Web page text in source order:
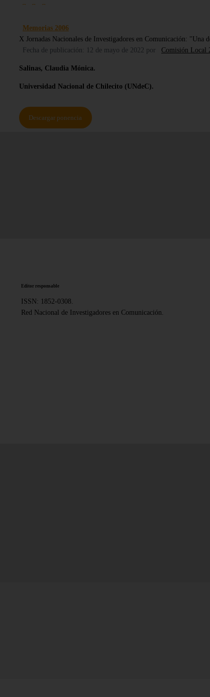
Memorias 2006
X Jornadas Nacionales de Investigadores en Comunicación: "Una
Fecha de publicación: 12 de mayo de 2022 por Comisión Local
Salinas, Claudia Mónica.
Universidad Nacional de Chilecito (UNdeC).
Descargar ponencia
Editor responsable
ISSN: 1852-0308.
Red Nacional de Investigadores en Comunicación.